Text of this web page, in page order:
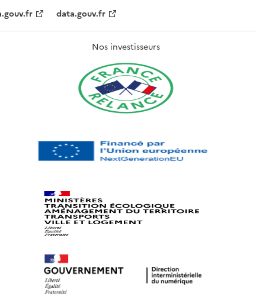
data.gouv.fr
Nos investisseurs